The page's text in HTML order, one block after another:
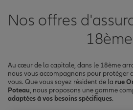
Nos offres
18ème
Au cœur de la capitale, dans le 18ème
nous vous accompagnons pour protéger
vous. Que vous soyez résident de la rue
Poteau, nous proposons une gamme
adaptées à vos besoins spécifiques.